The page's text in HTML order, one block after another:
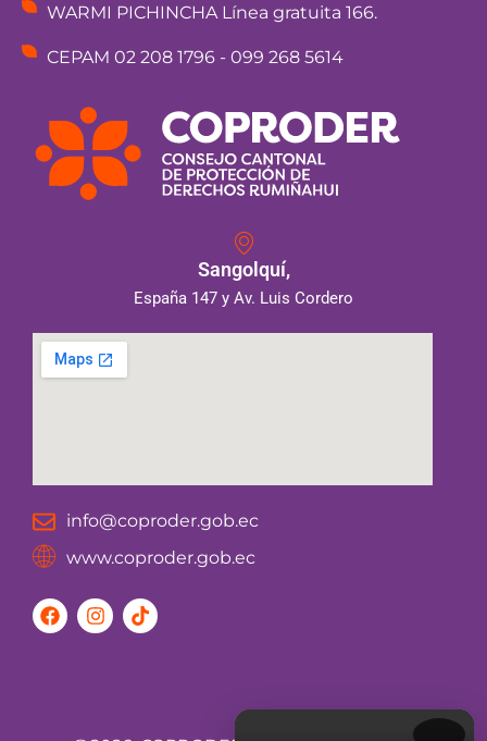
WARMI PICHINCHA Línea gratuita 166.
CEPAM 02 208 1796 - 099 268 5614
Sangolquí,
España 147 y Av. Luis Cordero
info@coproder.gob.ec
www.coproder.gob.ec
F
a
I
n
T
i